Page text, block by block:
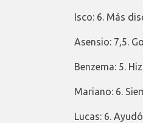
Isco: 6. Más
Asensio: 7,5.
Benzema: 5.
Mariano: 6.
Lucas: 6.